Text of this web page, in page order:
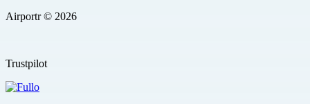
Airportr © 2026
Trustpilot